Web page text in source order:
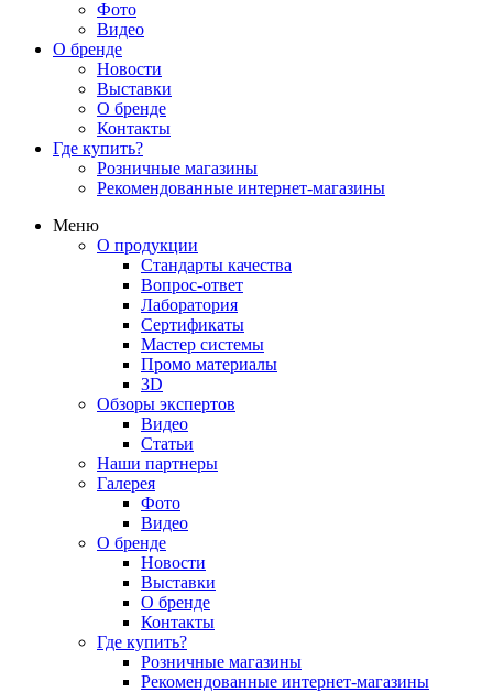
Фото
Видео
О бренде
Новости
Выставки
О бренде
Контакты
Где купить?
Розничные магазины
Рекомендованные интернет-магазины
Меню
О продукции
Стандарты качества
Вопрос-ответ
Лаборатория
Сертификаты
Мастер системы
Промо материалы
3D
Обзоры экспертов
Видео
Статьи
Наши партнеры
Галерея
Фото
Видео
О бренде
Новости
Выставки
О бренде
Контакты
Где купить?
Розничные магазины
Рекомендованные интернет-магазины